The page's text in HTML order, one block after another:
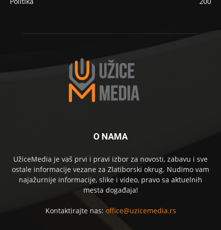
O NAMA
UžiceMedia je vaš prvi i pravi izbor za novosti, zabavu i sve
ostale informacije vezane za Zlatiborski okrug. Nudimo vam
najažurnije informacije, slike i video, pravo sa aktuelnih
mesta događaja!
Kontaktirajte nas: office@uzicemedia.rs